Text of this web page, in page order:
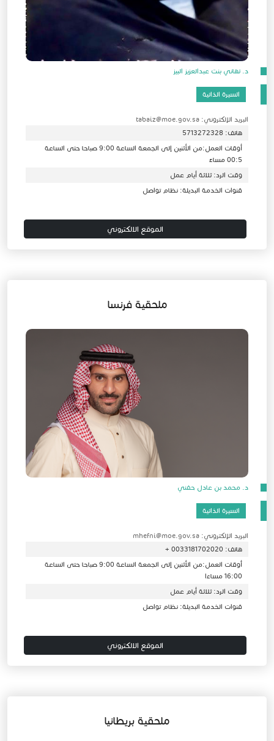
د. تهاني بنت عبدالعزيز البيز
السيرة الذاتية
البريد الإلكتروني: tabaiz@moe.gov.sa
هاتف: 5713272328
أوقات العمل:من الأثنين إلى الجمعة الساعة 9:00 صباحا حتى الساعة
00:5 مساءً
وقت الرد: ثلاثة أيام عمل
قنوات الخدمة البديلة: نظام تواصل
الموقع الالكتروني
ملحقية فرنسا
د. محمد بن عادل حفني
السيرة الذاتية
البريد الإلكتروني: mhefni@moe.gov.sa
هاتف: 0033181702020 +
أوقات العمل:من الأثنين إلى الجمعة الساعة 9:00 صباحا حتى الساعة
16:00 مساءا
وقت الرد: ثلاثة أيام عمل
قنوات الخدمة البديلة: نظام تواصل
الموقع الالكتروني
ملحقية بريطانيا